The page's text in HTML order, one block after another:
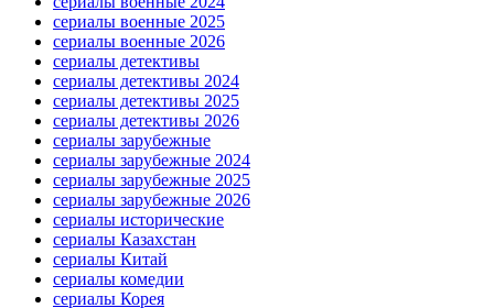
сериалы военные 2025
сериалы военные 2026
сериалы детективы
сериалы детективы 2024
сериалы детективы 2025
сериалы детективы 2026
сериалы зарубежные
сериалы зарубежные 2024
сериалы зарубежные 2025
сериалы зарубежные 2026
сериалы исторические
сериалы Казахстан
сериалы Китай
сериалы комедии
сериалы Корея